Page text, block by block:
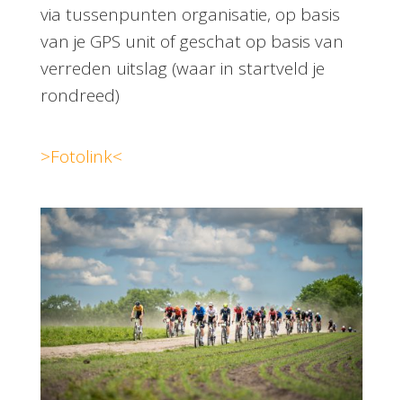
via tussenpunten organisatie, op basis
van je GPS unit of geschat op basis van
verreden uitslag (waar in startveld je
rondreed)
>Fotolink<